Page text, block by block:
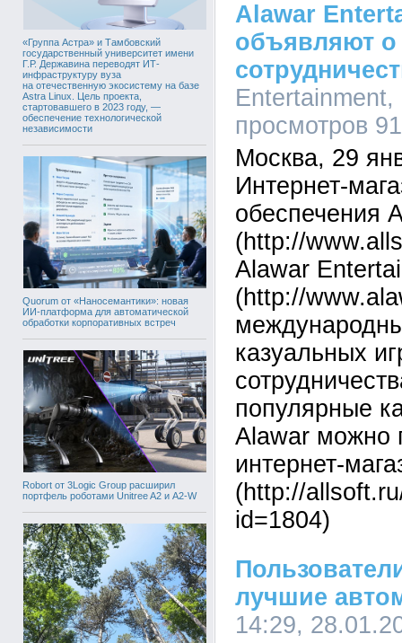
«Группа Астра» и Тамбовский
государственный университет имени
Г.Р. Державина переводят ИТ-
инфраструктуру вуза
на отечественную экосистему на базе
Astra Linux. Цель проекта,
стартовавшего в 2023 году, —
обеспечение технологической
независимости
Quorum от «Наносемантики»: новая
ИИ-платформа для автоматической
обработки корпоративных встреч
Robort от 3Logic Group расширил
портфель роботами Unitree A2 и A2-W
Alawar
объявляют о
просмотров
Москва, 29
Интернет-
обеспечения
(http://
Alawar
(http://
казуальных
популярные
Alawar можно
интернет-
(http://
id=1804)
лучшие
14:29,